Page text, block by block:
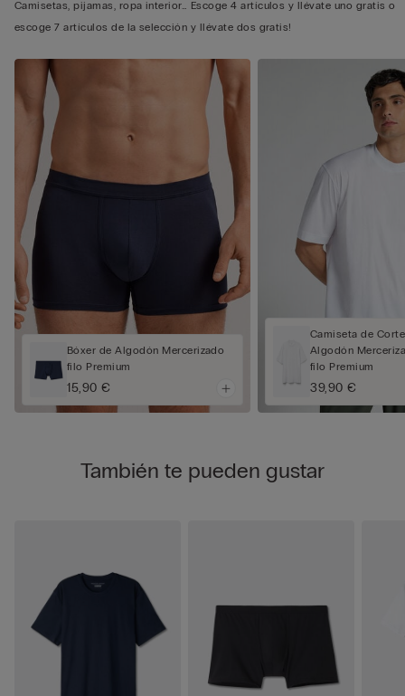
Camisetas, pijamas, ropa interior… Escoge 4 artículos y llévate uno gratis o
escoge 7 artículos de la selección y llévate dos gratis!
Bóxer de Algodón Mercerizado
filo Premium
15,90 €
Camiseta de
Algodón
filo Premium
39,90 €
También te pueden gustar